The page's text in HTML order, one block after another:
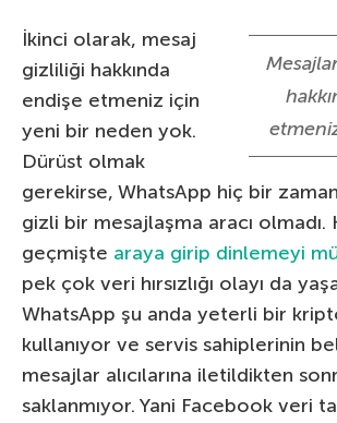
İkinci olarak, mesaj
gizliliği hakkında
endişe etmeniz için
yeni bir neden yok.
Dürüst olmak
gerekirse, WhatsApp hiç bir
gizli bir mesajlaşma aracı olmadı.
geçmişte araya girip dinlemeyi
pek çok veri hırsızlığı olayı da
WhatsApp şu anda yeterli bir
kullanıyor ve servis sahiplerinin
mesajlar alıcılarına iletildikten
saklanmıyor. Yani Facebook veri